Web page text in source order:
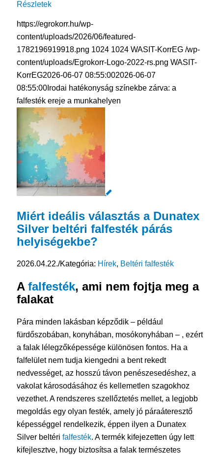
Részletek
https://egrokorr.hu/wp-
content/uploads/2026/06/featured-
1782196919918.png 1024 1024 WASIT-KorrEG /wp-
content/uploads/Egrokorr-Logo-2022-rs.png WASIT-
KorrEG2026-06-07 08:55:002026-06-07
08:55:00Irodai hatékonyság színekbe zárva: a
falfesték ereje a munkahelyen
Miért ideális választás a Dunatex
Silver beltéri falfesték párás
helyiségekbe?
2026.04.22./Kategória: Hírek, Beltéri falfesték
A falfesték, ami nem fojtja meg a
falakat
Pára minden lakásban képződik – például
fürdőszobában, konyhában, mosókonyhában – , ezért
a falak lélegzőképessége különösen fontos. Ha a
falfelület nem tudja kiengedni a bent rekedt
nedvességet, az hosszú távon penészesedéshez, a
vakolat károsodásához és kellemetlen szagokhoz
vezethet. A rendszeres szellőztetés mellet, a legjobb
megoldás egy olyan festék, amely jó páraáteresztő
képességgel rendelkezik, éppen ilyen a Dunatex
Silver beltéri falfesték. A termék kifejezetten úgy lett
kifejlesztve, hogy biztosítsa a falak természetes